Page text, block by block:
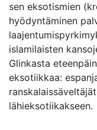
sen eksotismien
hyödyntäminen
islamilaisten
Glinkasta
eksotiikkaa:
lähieksotiikakseen.